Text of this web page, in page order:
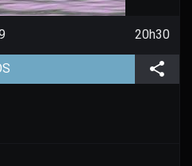
20h30
(aller à la page de l'évènement)